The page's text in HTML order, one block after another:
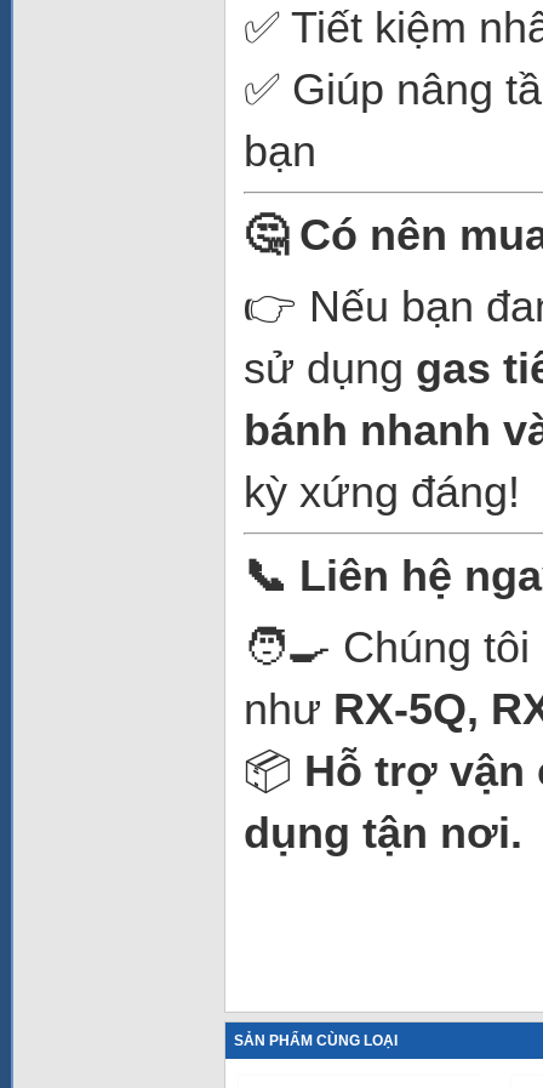
✅ Tiết kiệm
✅ Giúp nâng
bạn
🤔 Có nên
👉 Nếu bạn
sử dụng gas
bánh nhanh
kỳ xứng đáng!
📞 Liên hệ
🧑‍🍳 Chúng
như RX-5Q,
📦 Hỗ trợ vận
dụng tận nơi.
SẢN PHẨM CÙNG LOẠI